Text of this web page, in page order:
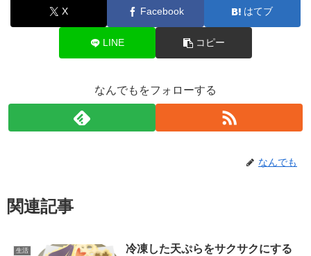
X Facebook はてブ
LINE コピー
なんでもをフォローする
なんでも
関連記事
生活
冷凍した天ぷらをサクサクにする